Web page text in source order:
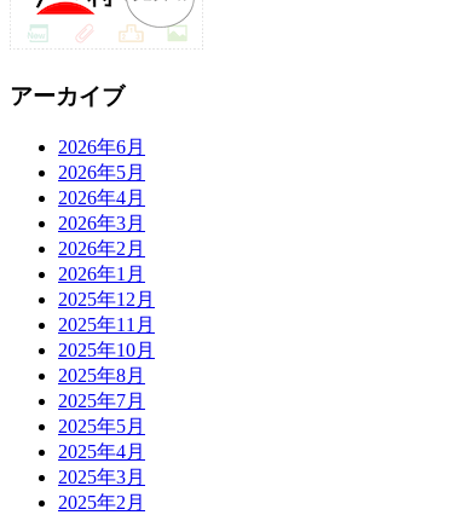
アーカイブ
2026年6月
2026年5月
2026年4月
2026年3月
2026年2月
2026年1月
2025年12月
2025年11月
2025年10月
2025年8月
2025年7月
2025年5月
2025年4月
2025年3月
2025年2月